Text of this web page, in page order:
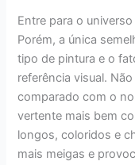
Entre para o
Porém, a única
tipo de pintura e o
referência visual.
comparado com o
vertente mais bem
longos, coloridos e
mais meigas e